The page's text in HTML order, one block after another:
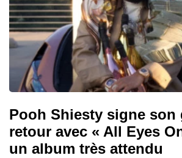
Pooh Shiesty signe son
retour avec « All Eyes
un album très attendu